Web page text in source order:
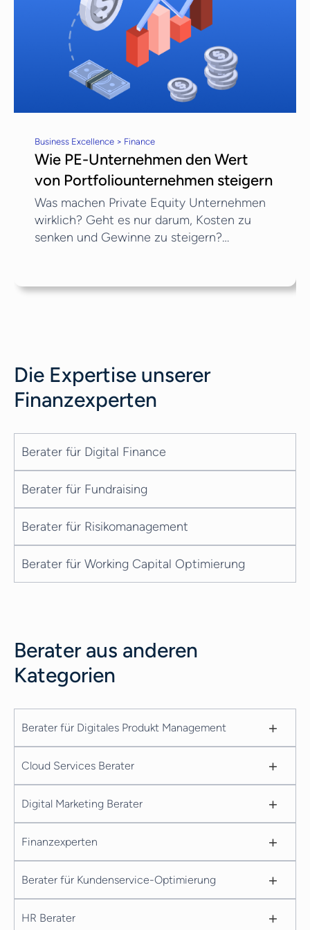
Business Excellence > Finance
Wie PE-Unternehmen den Wert
von Portfoliounternehmen steigern
Was machen Private Equity Unternehmen
wirklich? Geht es nur darum, Kosten zu
senken und Gewinne zu steigern?
ihrer Portfoliounternehmen zu steigern. In
deren steigern.
Die Expertise unserer
Finanzexperten
Berater für Digital Finance
Berater für Fundraising
Berater für Risikomanagement
Berater für Working Capital Optimierung
Berater aus anderen
Kategorien
Berater für Digitales Produkt Management +
Cloud Services Berater +
Digital Marketing Berater +
Finanzexperten +
Berater für Kundenservice-Optimierung +
HR Berater +